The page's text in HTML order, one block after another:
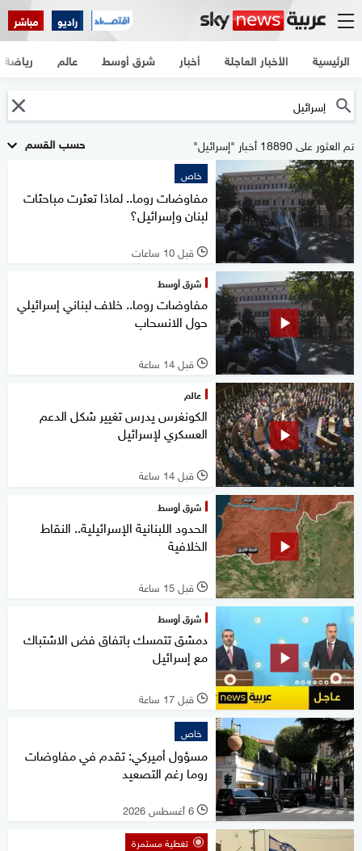
راديو مباشر
الرئيسية الأخبار العاجلة أخبار شرق أوسط عالم رياضة
حسب القسم تم العثور على 18890 أخبار "إسرائيل"
خاص
مفاوضات روما.. لماذا تعثرت مباحثات
لبنان وإسرائيل؟
l قبل 10 ساعات
شرق أوسط
مفاوضات روما.. خلاف لبناني إسرائيلي
حول الانسحاب
l قبل 14 ساعة
عالم
الكونغرس يدرس تغيير شكل الدعم
العسكري لإسرائيل
l قبل 14 ساعة
شرق أوسط
الحدود اللبنانية الإسرائيلية.. النقاط
الخلافية
l قبل 15 ساعة
شرق أوسط
دمشق تتمسك باتفاق فض الاشتباك
مع إسرائيل
l قبل 17 ساعة
خاص
مسؤول أميركي: تقدم في مفاوضات
روما رغم التصعيد
l 6 أغسطس 2026
تغطية مستمرة